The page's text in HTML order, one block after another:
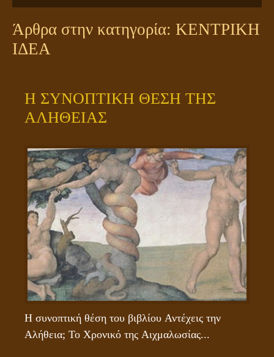
Άρθρα στην κατηγορία: ΚΕΝΤΡΙΚΗ
ΙΔΕΑ
Η ΣΥΝΟΠΤΙΚΗ ΘΕΣΗ ΤΗΣ
ΑΛΗΘΕΙΑΣ
Η συνοπτική θέση του βιβλίου Αντέχεις την
Αλήθεια; Το Χρονικό της Αιχμαλωσίας...